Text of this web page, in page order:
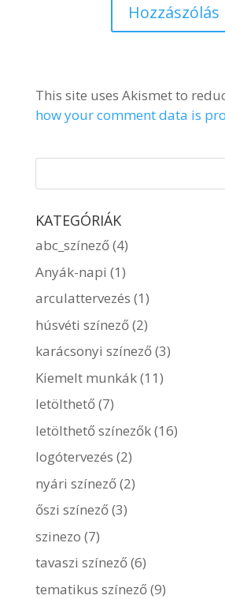
This site uses Akismet to
how your comment data is
KATEGÓRIÁK
abc_színező(4)
Anyák-napi (1)
arculattervezés (1)
húsvéti színező(2)
karácsonyi színező(3)
Kiemelt munkák(11)
letölthető(7)
letölthető színezők(16)
logótervezés (2)
nyári színező(2)
őszi színező(3)
szinezo (7)
tavaszi színező(6)
tematikus színező(9)